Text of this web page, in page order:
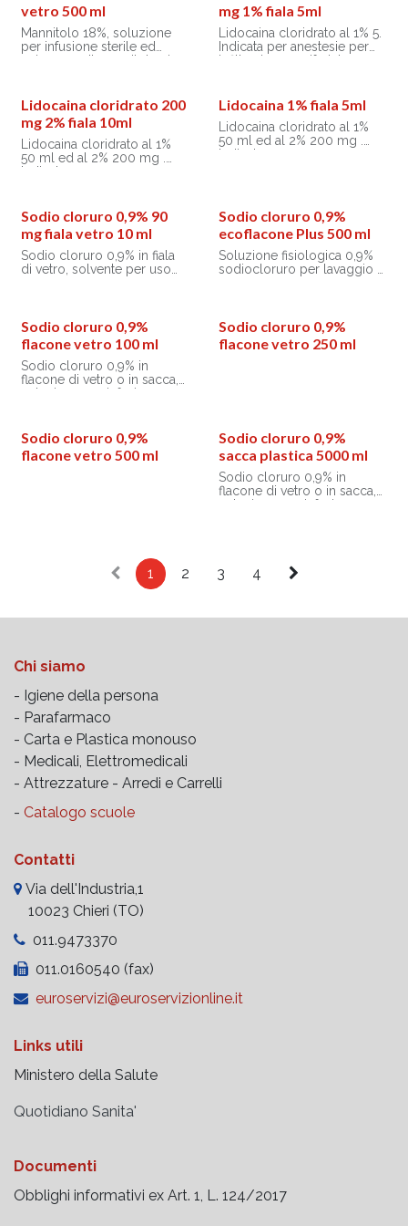
facilitare ed accelerare
l’evacuazione intestinale e la
stipsi legata ai problemi
della terza età.
Contenitore 9gr
dal rene determinando
diuresi osmotica. È indicato
nella prevenzione e/o
trattamento della fase
stabilizzata- nel trattamento
dell’ipertensione
endocranica e spinale e
delle masse cerebrali- per
e per la misurazione del
filtrato glomerulare.
vetro 500 ml
Mannitolo 18%, soluzione
per infusione sterile ed
apirogeno. Il mannitolo si
determinando essiccosi
cellulare ed ipervolemia-
viene escreto rapidamente
dal rene determinando
diuresi osmotica. È indicato
nella prevenzione e/o
renale acuta, prima che
diventi irreversibile e
stabilizzata- nel trattamento
dell’ipertensione
endocranica e spinale e
delle masse cerebrali- per
incrementare l’escrezione
renale di sostanze tossiche
e per la misurazione del
filtrato glomerulare.
mg 1% fiala 5ml
Lidocaina cloridrato al 1% 5.
Indicata per anestesie per
infiltrazione periferiche e
Lidocaina cloridrato 200
mg 2% fiala 10ml
Lidocaina cloridrato al 1%
50 ml ed al 2% 200 mg .
Indicata per
Lidocaina 1% fiala 5ml
Lidocaina cloridrato al 1%
50 ml ed al 2% 200 mg .
Indicata per
Sodio cloruro 0,9% 90
mg fiala vetro 10 ml
Sodio cloruro 0,9% in fiala
di vetro, solvente per uso
reintegrazione di fluidi e di
cloruro di sodio.
Fiala da 10 ml
Sodio cloruro 0,9%
ecoflacone Plus 500 ml
Soluzione fisiologica 0,9%
sodiocloruro per lavaggio e
di cateteri vescicali,
Irrigazione e pulizia del
cavo orale, Riempimento di
Sterile e apirogeno.
Sodio cloruro 0,9%
flacone vetro 100 ml
Sodio cloruro 0,9% in
flacone di vetro o in sacca,
soluzione per infusione
Indicato per la
reintegrazione di fluidi e di
cloruro di sodio.
Sodio cloruro 0,9%
flacone vetro 250 ml
Sodio cloruro 0,9%
flacone vetro 500 ml
Sodio cloruro 0,9%
sacca plastica 5000 ml
Sodio cloruro 0,9% in
flacone di vetro o in sacca,
soluzione per infusione
cloruro di sodio.
1 2 3 4
Chi siamo
- Igiene della persona
- Parafarmaco
- Carta e Plastica monouso
- Medicali, Elettromedicali
- Attrezzature - Arredi e Carrelli
- Catalogo scuole
Contatti
Via dell'Industria,1
10023 Chieri (TO)
011.9473370
011.0160540 (fax)
euroservizi@euroservizionline.it
Links utili
Ministero della Salute
Quotidiano Sanita'
Documenti
Obblighi informativi ex Art. 1, L. 124/2017